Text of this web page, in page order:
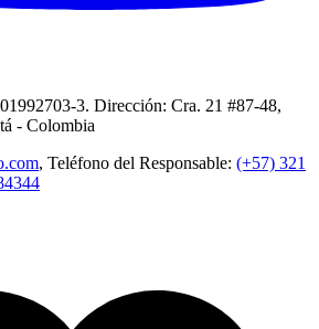
3. Dirección: Cra. 21 #87-48,
- Colombia
, Teléfono del Responsable: (+57) 321